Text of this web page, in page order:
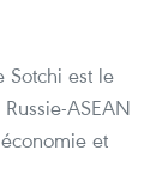
Sotchi est le
ASEAN
et